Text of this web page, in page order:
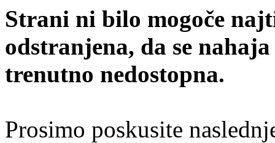
Strani ni bilo mogoče
odstranjena, da se
trenutno nedostopna.
Prosimo poskusite